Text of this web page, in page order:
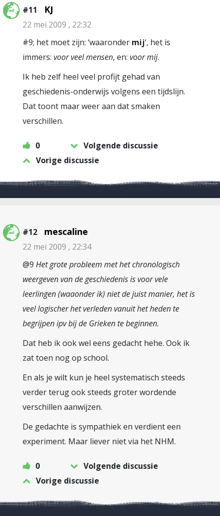
#11 KJ
22 mei 2009 , 22:32
#9; het moet zijn: ‘waaronder mij‘, het is
immers: voor veel mensen, en: voor mij.
Ik heb zelf heel veel profijt gehad van
geschiedenis-onderwijs volgens een tijdslijn.
Dat toont maar weer aan dat smaken
verschillen.
0
Volgende discussie
Vorige discussie
#12 mescaline
22 mei 2009 , 22:34
@9 Het grote probleem met het chronologisch
weergeven van de geschiedenis is voor vele
leerlingen (waaonder ik) niet de juist manier, het is
veel logischer het verleden vanuit het heden te
begrijpen ipv bij de Grieken te beginnen.
Dat heb ik ook wel eens gedacht hehe. Ook ik
zat toen nog op school.
En als je wilt kun je heel systematisch steeds
verder terug ook steeds groter wordende
verschillen aanwijzen.
De gedachte is sympathiek en verdient een
experiment. Maar liever niet via het NHM.
0
Volgende discussie
Vorige discussie